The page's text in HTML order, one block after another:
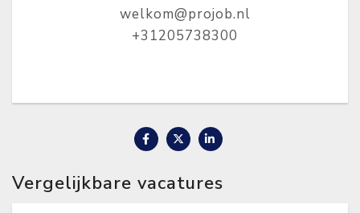
welkom@projob.nl
+31205738300
Vergelijkbare vacatures